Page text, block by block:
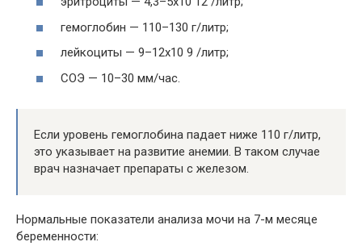
гемоглобин — 110–130 г/литр;
лейкоциты — 9–12х10 9 /литр;
СОЭ — 10–30 мм/час.
Если уровень гемоглобина падает ниже 110 г/литр,
это указывает на развитие анемии. В таком случае
врач назначает препараты с железом.
Нормальные показатели анализа мочи на 7-м месяце
беременности: